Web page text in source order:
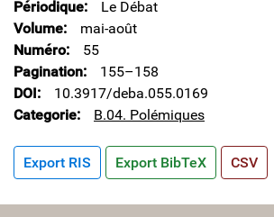
Périodique
Le Débat
Volume
mai-août
Numéro
55
Pagination
155–158
DOI
10.3917/deba.055.0169
Categorie
B.04. Polémiques
Export RIS Export BibTeX CSV